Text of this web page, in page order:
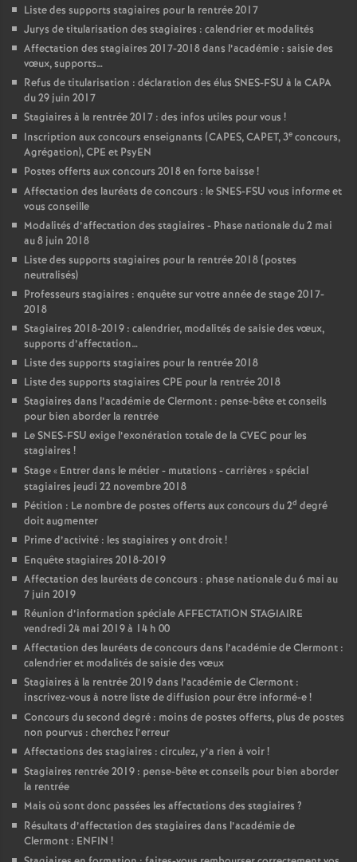
Liste des supports stagiaires pour la rentrée 2017
Jurys de titularisation des stagiaires : calendrier et modalités
Affectation des stagiaires 2017-2018 dans l’académie : saisie des
vœux, supports…
Refus de titularisation : déclaration des élus SNES-FSU à la CAPA
du 29 juin 2017
Stagiaires à la rentrée 2017 : des infos utiles pour vous !
Inscription aux concours enseignants (CAPES, CAPET, 3e concours,
Agrégation), CPE et PsyEN
Postes offerts aux concours 2018 en forte baisse!
Affectation des lauréats de concours : le SNES-FSU vous informe et
vous conseille
Modalités d’affectation des stagiaires - Phase nationale du 2 mai
au 8 juin 2018
Liste des supports stagiaires pour la rentrée 2018 (postes
neutralisés)
Professeurs stagiaires : enquête sur votre année de stage 2017-
2018
Stagiaires 2018-2019 : calendrier, modalités de saisie des vœux,
supports d’affectation…
Liste des supports stagiaires pour la rentrée 2018
Liste des supports stagiaires CPE pour la rentrée 2018
Stagiaires dans l’académie de Clermont : pense-bête et conseils
pour bien aborder la rentrée
Le SNES-FSU exige l’exonération totale de la CVEC pour les
stagiaires !
Stage « Entrer dans le métier - mutations - carrières » spécial
stagiaires jeudi 22 novembre 2018
Pétition : Le nombre de postes offerts aux concours du 2d degré
doit augmenter
Prime d’activité : les stagiaires y ont droit!
Enquête stagiaires 2018-2019
Affectation des lauréats de concours : phase nationale du 6 mai au
7 juin 2019
Réunion d’information spéciale AFFECTATION STAGIAIRE
vendredi 24 mai 2019 à 14 h 00
Affectation des lauréats de concours dans l’académie de Clermont :
calendrier et modalités de saisie des vœux
Stagiaires à la rentrée 2019 dans l’académie de Clermont :
inscrivez-vous à notre liste de diffusion pour être informé-e!
Concours du second degré : moins de postes offerts, plus de postes
non pourvus : cherchez l’erreur
Affectations des stagiaires : circulez, y’a rien à voir!
Stagiaires rentrée 2019 : pense-bête et conseils pour bien aborder
la rentrée
Mais où sont donc passées les affectations des stagiaires ?
Résultats d’affectation des stagiaires dans l’académie de
Clermont : ENFIN !